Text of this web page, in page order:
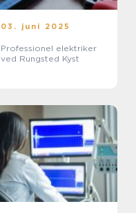
03. juni 2025
Professionel elektriker
ved Rungsted Kyst